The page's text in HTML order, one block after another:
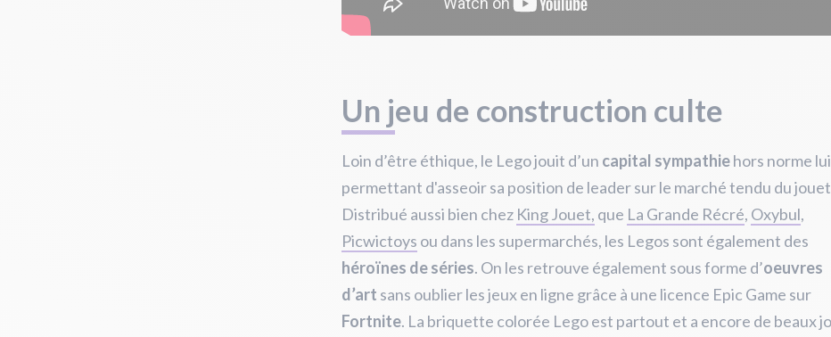
Un jeu de construction culte
Loin d’être éthique, le Lego jouit d’un capital sympathiehors norme lui
permettant d'asseoir sa position de leader sur le marché tendu du
Distribué aussi bien chez King Jouet, que La Grande Récré, Oxybul,
Picwictoys ou dans les supermarchés, les Legos sont également des
héroïnes de séries. On les retrouve également sous forme d’oeuvres
d’art sans oublier les jeux en ligne grâce à une licence Epic Game sur
Fortnite. La briquette colorée Lego est partout et a encore de beaux